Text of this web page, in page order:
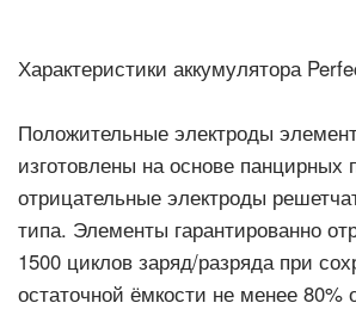
Характеристики аккумулятора
Положительные электроды
изготовлены на основе панцирных
отрицательные электроды
типа. Элементы гарантированно
1500 циклов заряд/разряда при
остаточной ёмкости не менее 80%